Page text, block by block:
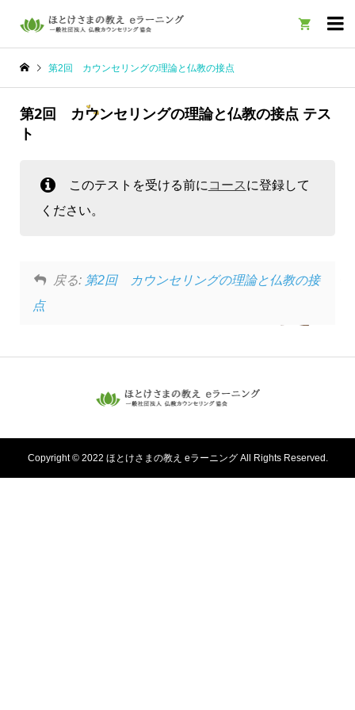

第2回 カウンセリングの理論と仏教の接点
第2回 カウンセリングの理論と仏教の接点 テス
ト
このテストを受ける前に コース に登録して
ください。
戻る: 第2回 カウンセリングの理論と仏教の接
点
Copyright © 2022 ほとけさまの教え eラーニング All Rights Reserved.